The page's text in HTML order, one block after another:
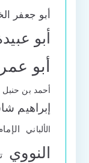
أبو جعفر
أبو
أبو
أحمد بن حنبل
إبراهيم
الألباني
النووي